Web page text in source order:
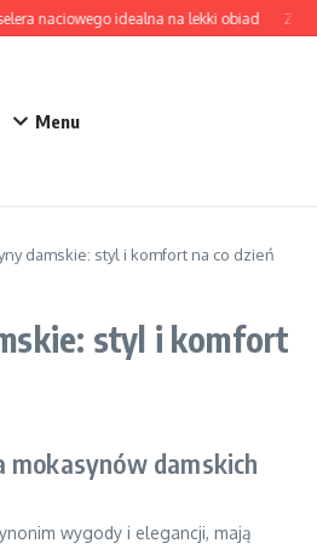
naciowego idealna na lekki obiad
Menu
damskie: styl i komfort na co dzień
styl i komfort
damskich
wygody i elegancji, mają